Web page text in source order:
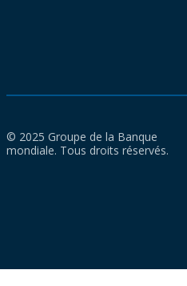
© 2025 Groupe de la Banque
mondiale. Tous droits réservés.